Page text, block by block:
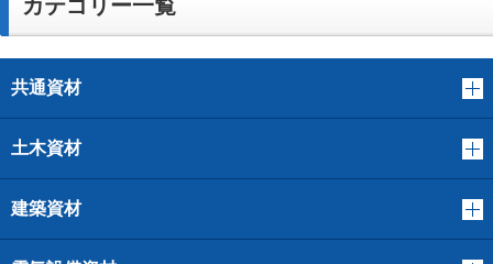
カテゴリー一覧
共通資材
土木資材
建築資材